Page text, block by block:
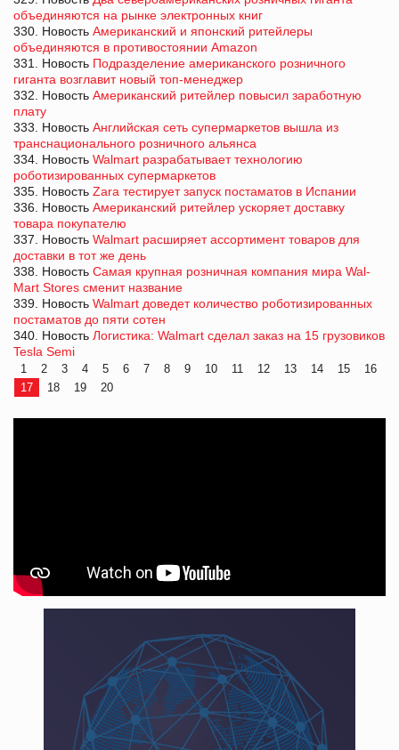
объединяются на рынке электронных книг
330. Новость Американский и японcкий ритейлеры
объединяются в противостоянии Amazon
331. Новость Подразделение американского розничного
гиганта возглавит новый топ-менеджер
332. Новость Американский ритейлер повысил заработную
плату
333. Новость Английская сеть супермаркетов вышла из
транснационального розничного альянса
334. Новость Walmart разрабатывает технологию
роботизированных супермаркетов
335. Новость Zara тестирует запуск постаматов в Испании
336. Новость Американский ритейлер ускоряет доставку
товара покупателю
337. Новость Walmart расширяет ассортимент товаров для
доставки в тот же день
338. Новость Самая крупная розничная компания мира Wal-
Mart Stores сменит название
339. Новость Walmart доведет количество роботизированных
постаматов до пяти сотен
340. Новость Логистика: Walmart сделал заказ на 15 грузовиков
Tesla Semi
1 2 3 4 5 6 7 8 9 10 11 12 13 14 15
16
17
18 19 20